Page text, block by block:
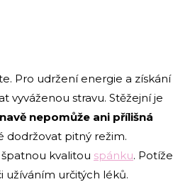
Pro udržení energie a získání
vyváženou stravu. Stěžejní je
nepomůže ani přílišná
dodržovat pitný režim.
kvalitou spánku. Potíže
užíváním určitých léků.